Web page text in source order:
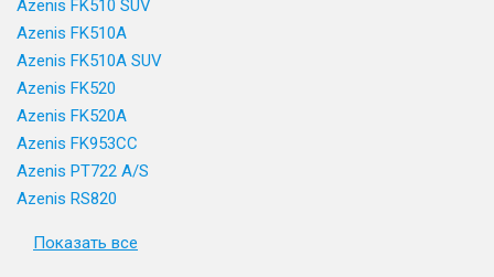
Azenis FK510 SUV
Azenis FK510A
Azenis FK510A SUV
Azenis FK520
Azenis FK520A
Azenis FK953CC
Azenis PT722 A/S
Azenis RS820
Показать все